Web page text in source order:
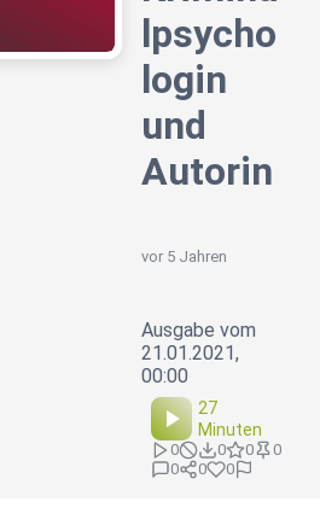
lpsycho
login
und
Autorin
vor 5 Jahren
Ausgabe vom
21.01.2021,
00:00
27
Minuten
0 0 0
0
0
0 0